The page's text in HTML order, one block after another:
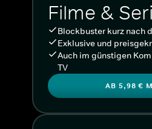
Filme &
Blockbuster kurz nach
Exklusive und
Auch im günstigen
TV
AB 5,98 €